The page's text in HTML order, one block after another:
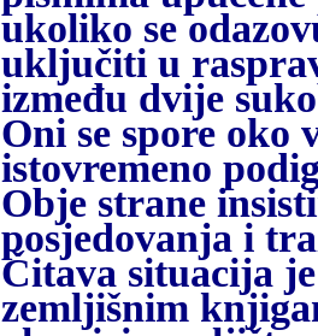
ukoliko se
uključiti u
između dvije
Oni se spore oko
istovremeno
Obje strane
posjedovanja i
Čitava situacija
zemljišnim